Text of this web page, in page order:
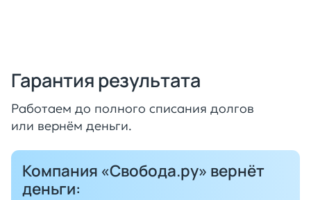
Гарантия результата
Работаем до полного списания долгов
или вернём деньги.
Компания «Свобода.ру» вернёт
деньги: